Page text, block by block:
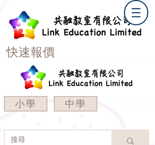
快速報價
小學 中學